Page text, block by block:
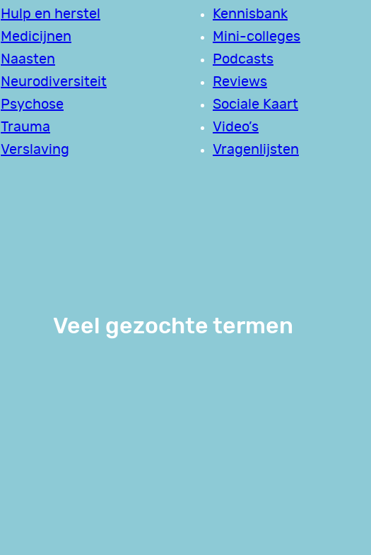
Hulp en herstel
Medicijnen
Naasten
Neurodiversiteit
Psychose
Trauma
Verslaving
Kennisbank
Mini-colleges
Podcasts
Reviews
Sociale Kaart
Video’s
Vragenlijsten
Veel gezochte termen